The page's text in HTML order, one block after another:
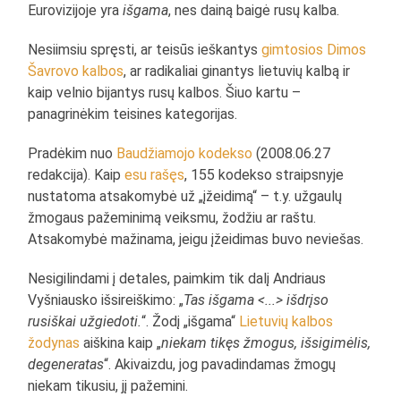
Eurovizijoje yraišgama, nes dainą baigė rusų kalba.
Nesiimsiu spręsti, ar teisūs ieškantysgimtosios Dimos
Šavrovo kalbos, ar radikaliai ginantys lietuvių kalbą ir
kaip velnio bijantys rusų kalbos. Šiuo kartu –
panagrinėkim teisines kategorijas.
Pradėkim nuo Baudžiamojo kodekso (2008.06.27
redakcija). Kaipesu rašęs, 155 kodekso straipsnyje
nustatoma atsakomybė už „įžeidimą“ – t.y. užgaulų
žmogaus pažeminimą veiksmu, žodžiu ar raštu.
Atsakomybė mažinama, jeigu įžeidimas buvo neviešas.
Nesigilindami į detales, paimkim tik dalį Andriaus
Vyšniausko išsireiškimo: „Tas išgama <...> išdrįso
rusiškai užgiedoti.“. Žodį „išgama“ Lietuvių kalbos
žodynas aiškina kaip „niekam tikęs žmogus, išsigimėlis,
degeneratas“. Akivaizdu, jog pavadindamas žmogų
niekam tikusiu, jį pažemini.